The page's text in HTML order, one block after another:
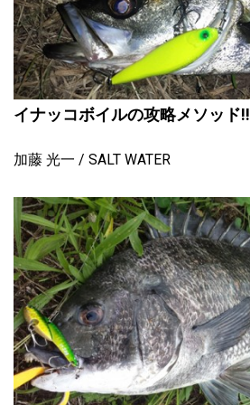
イナッコボイルの攻略メソッド!!
加藤 光一 SALT WATER